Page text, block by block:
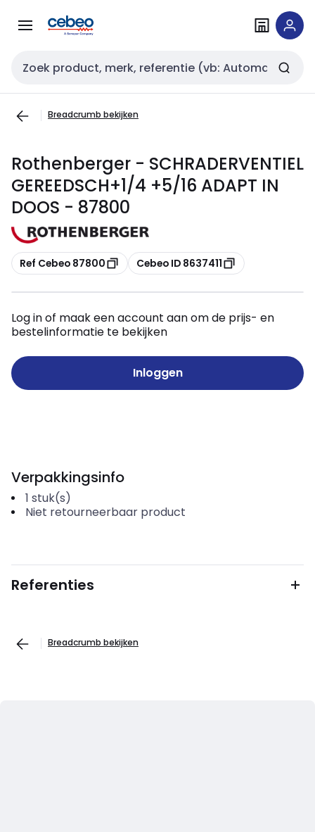
naar
naar
Zoekveld invoer
Breadcrumb bekijken
Rothenberger - SCHRADERVENTIEL
GEREEDSCH+1/4 +5/16 ADAPT IN
DOOS - 87800
Kopiëren
Ref Cebeo 87800 Kopiëren
Cebeo ID 8637411
Log in of maak een account aan om de prijs- en
bestelinformatie te bekijken
Inloggen
Verpakkingsinfo
1 stuk(s)
Niet retourneerbaar product
Referenties
Breadcrumb bekijken